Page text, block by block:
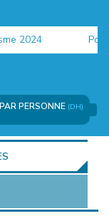
PERSONNE (DH)